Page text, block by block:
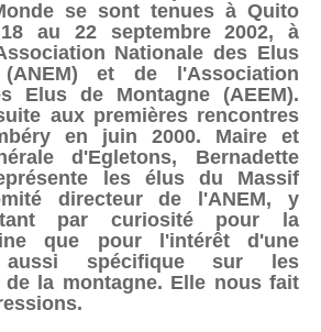
se sont tenues à Quito
au 22 septembre 2002, à
Nationale des Elus
et de l'Association
Elus de Montagne (AEEM).
aux premières rencontres
en juin 2000. Maire et
d'Egletons, Bernadette
les élus du Massif
directeur de l'ANEM, y
par curiosité pour la
que pour l'intérêt d'une
aussi spécifique sur les
de la montagne. Elle nous fait